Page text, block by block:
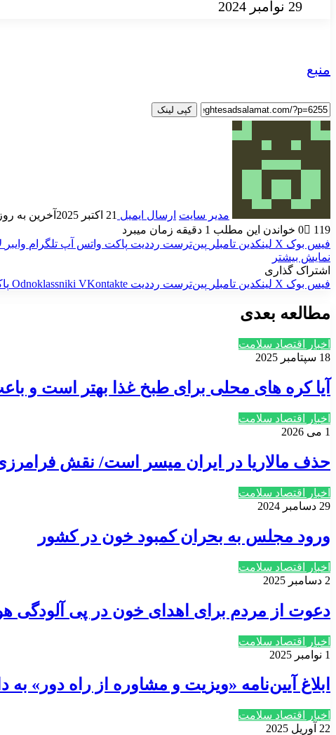
29 نوامبر 2024
منبع
کپی لینک
مدیر سایت ارسال ایمیل 21 اکتبر 2025
آخرین به روز
0
119
خواندن این مطلب 1 دقیقه زمان میبرد
فیس بوک X لینکدین ‫تامبلر ‫پین‌ترست ‫رددیت پاکت واتس آپ تلگرام وایبر
نمایش بیشتر
اشتراک گذاری
فیس بوک X لینکدین ‫تامبلر ‫پین‌ترست ‫رددیت ‫VKontakte
‫Odnoklassniki
مطالعه بعدی
اخبار اقتصاد سلامت
18 سپتامبر 2025
آیا کره های محلی برای طبخ غذا بهتر است و
اخبار اقتصاد سلامت
1 می 2026
حذف مالاریا در ایران میسر است/ نقش فرامرزی
اخبار اقتصاد سلامت
29 دسامبر 2024
ورود مجلس به بحران کمبود خون در کشور
اخبار اقتصاد سلامت
2 دسامبر 2025
دعوت از مردم برای اهدای خون در پی آلودگی
اخبار اقتصاد سلامت
1 نوامبر 2025
ابلاغ آیین‌نامه «ویزیت و مشاوره از راه
اخبار اقتصاد سلامت
22 آوریل 2025